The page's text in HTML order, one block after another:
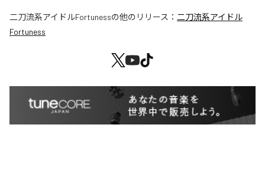
二刀流系アイドルFortunessの他のリリース： 二刀流系アイドル
Fortuness